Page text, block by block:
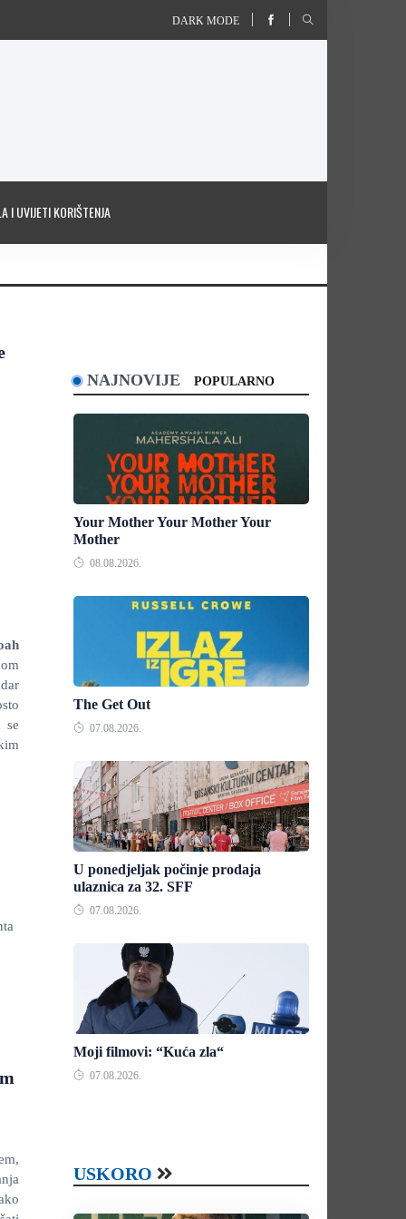
DARK MODE
I UVIJETI KORIŠTENJA
se
NAJNOVIJE POPULARNO
Your Mother Your Mother Your
Mother
08.08.2026.
The Get Out
07.08.2026.
U ponedjeljak počinje prodaja
ulaznica za 32. SFF
07.08.2026.
Moji filmovi: “Kuća zla“
07.08.2026.
USKORO